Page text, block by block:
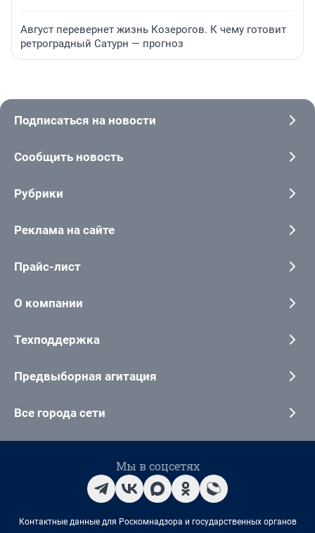
Август перевернет жизнь Козерогов. К чему готовит
ретроградный Сатурн — прогноз
Подписаться на новости
Сообщить новость
Рубрики
Реклама на сайте
Прайс-лист
О компании
Техподдержка
Предвыборная агитация
Все города сети
Мы в соцсетях
Контактные данные для Роскомнадзора и государственных органов